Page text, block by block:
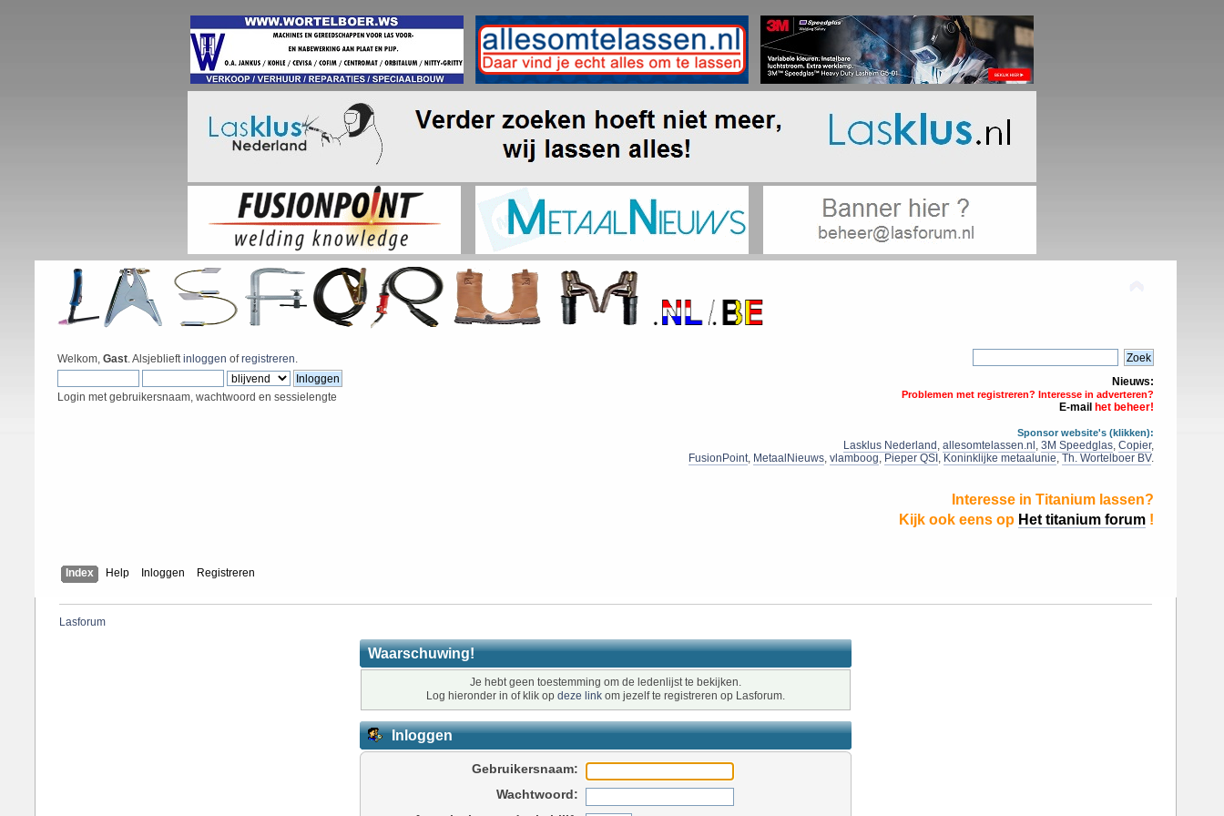
Welkom, Gast. Alsjeblieftinloggen ofregistreren.
Login met gebruikersnaam, wachtwoord en sessielengte
Nieuws:
Problemen met registreren? Interesse in adverteren?
E-mail het beheer!
Sponsor website's (klikken):
Lasklus Nederland , allesomtelassen.nl , 3M Speedglas, Copier,
FusionPoint, MetaalNieuws, vlamboog, Pieper QSI , Koninklijke metaalunie, Th. Wortelboer BV.
Interesse in Titanium lassen?
Kijk ook eens op Het titanium forum !
Index Help Inloggen Registreren
Lasforum
Waarschuwing!
Je hebt geen toestemming om de ledenlijst te bekijken.
Log hieronder in of klik op deze link om jezelf te registreren op Lasforum.
Inloggen
Gebruikersnaam:
Wachtwoord: